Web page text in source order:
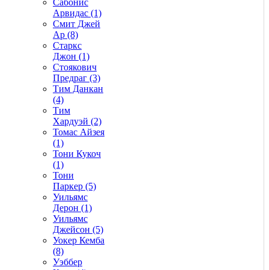
Арвидас (1)
Смит Джей
Ар (8)
Старкс
Джон (1)
Стоякович
Предраг (3)
Тим Данкан
(4)
Тим
Хардуэй (2)
Томас Айзея
(1)
Тони Кукоч
(1)
Тони
Паркер (5)
Уильямс
Дерон (1)
Уильямс
Джейсон (5)
Уокер Кемба
(8)
Уэббер